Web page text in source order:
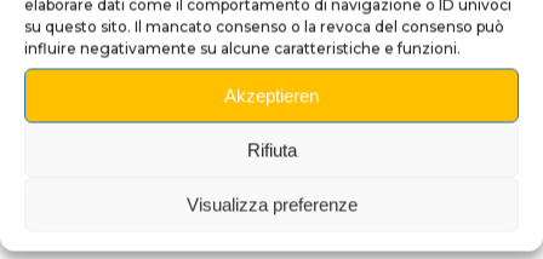
elaborare dati come il comportamento di navigazione o ID univoci
su questo sito. Il mancato consenso o la revoca del consenso può
influire negativamente su alcune caratteristiche e funzioni.
Akzeptieren
Rifiuta
Visualizza preferenze
Finitura lucida protettiva per brillantezza e durata.
Asta metallica integrata per un fissaggio stabile e
sicuro.
Compatibilità:
Tales of the Arabian Nights
e flipper